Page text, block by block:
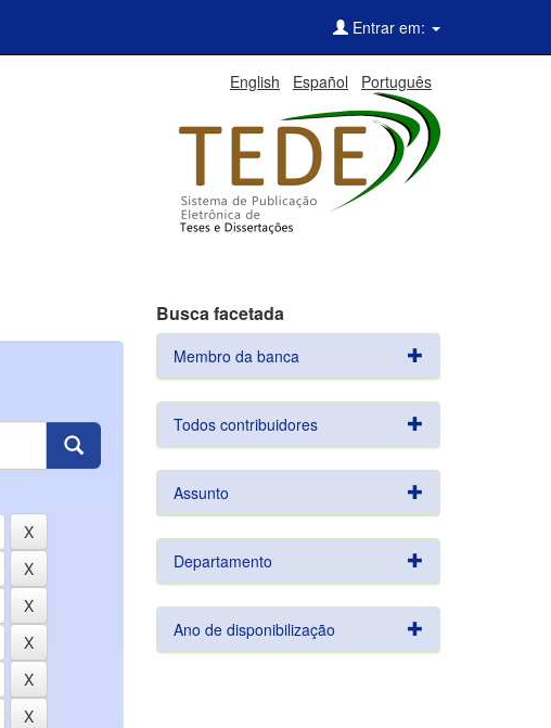
Entrar em:
English Español Português
Busca facetada
Membro da banca
Todos contribuidores
Assunto
Departamento
Ano de disponibilização